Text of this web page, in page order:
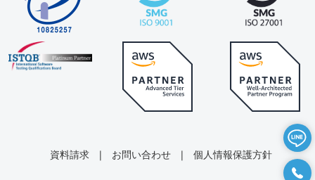
資料請求 | お問い合わせ | 個人情報保護方針